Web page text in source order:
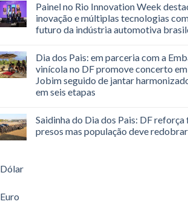
Painel no Rio Innovation Week
inovação e múltiplas tecnologias
futuro da indústria automotiva
Dia dos Pais: em parceria com a
vinícola no DF promove concerto
Jobim seguido de jantar
em seis etapas
Saidinha do Dia dos Pais: DF
presos mas população deve
Dólar
Euro